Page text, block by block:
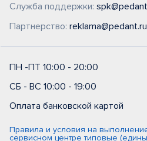
Служба поддержки:
Партнерство: reklama@pedant.ru
ПН -ПТ 10:00 - 20:00
СБ - ВС 10:00 - 19:00
Оплата банковской картой
Правила и условия на
сервисном центре типовые